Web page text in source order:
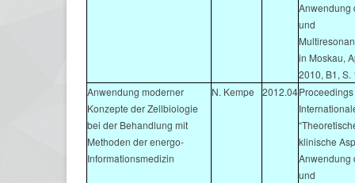
Anwendung
und
in Moskau,
2010, B1, S.
Anwendung moderner
Konzepte der Zellbiologie
bei der Behandlung mit
Methoden der energo-
Informationsmedizin
N. Kempe 2012.04
klinische
Anwendung
und